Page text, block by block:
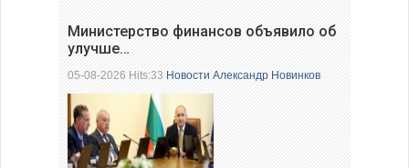
Министерство финансов объявило об
улучше…
05-08-2026 Hits:33Новости Александр Новинков